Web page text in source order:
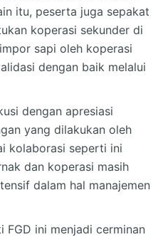
itu, peserta juga sepakat
koperasi sekunder di
sapi oleh koperasi
dengan baik melalui
dengan apresiasi
yang dilakukan oleh
kolaborasi seperti ini
dan koperasi masih
dalam hal manajemen
ini menjadi cerminan